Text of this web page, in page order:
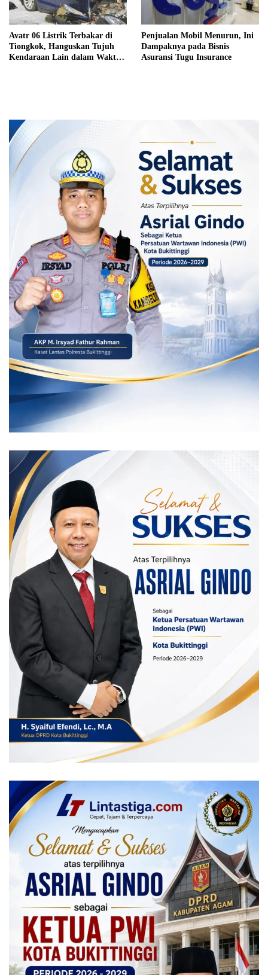
Avatr 06 Listrik Terbakar di
Tiongkok, Hanguskan Tujuh
Kendaraan Lain dalam Waktu
Penjualan Mobil Menurun, Ini
Dampaknya pada Bisnis
Asuransi Tugu Insurance